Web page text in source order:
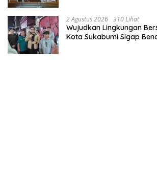
2 Agustus 2026 310 Lihat
Wujudkan Lingkungan
Kota Sukabumi Sigap